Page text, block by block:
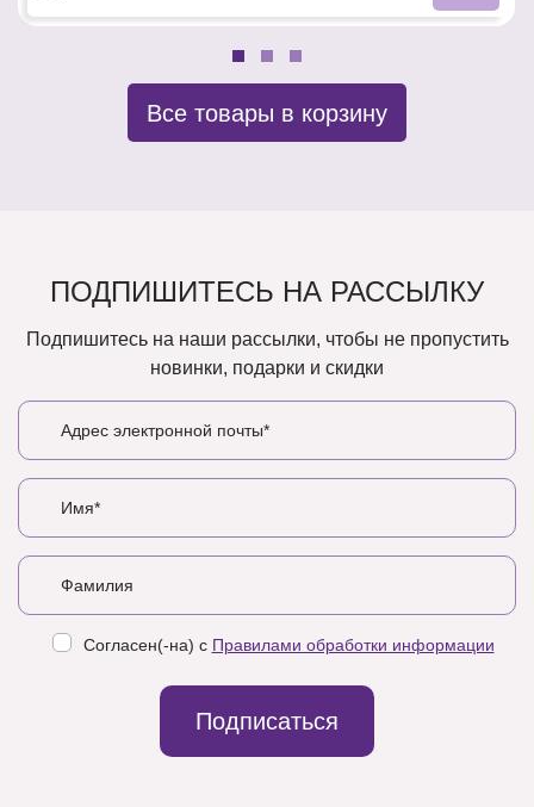
Все товары в корзину
ПОДПИШИТЕСЬ НА РАССЫЛКУ
Подпишитесь на наши рассылки, чтобы не пропустить
новинки, подарки и скидки
Согласен(-на) с Правилами обработки информации
Подписаться